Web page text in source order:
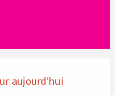
aujourd'hui